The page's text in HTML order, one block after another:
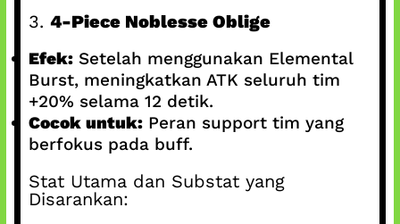
3. 4-Piece Noblesse Oblige
Efek:Setelah menggunakan Elemental
Burst, meningkatkan ATK seluruh tim
+20% selama 12 detik.
Cocok untuk:Peran support tim yang
berfokus pada buff.
Stat Utama dan Substat yang
Disarankan: